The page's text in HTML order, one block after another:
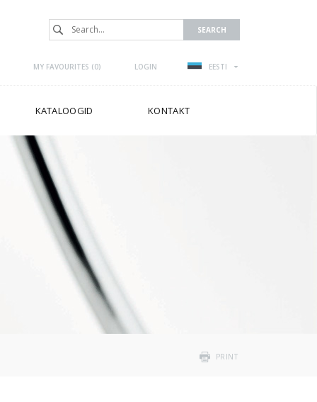
MY FAVOURITES (0) LOGIN EESTI
KATALOOGID KONTAKT
PRINT